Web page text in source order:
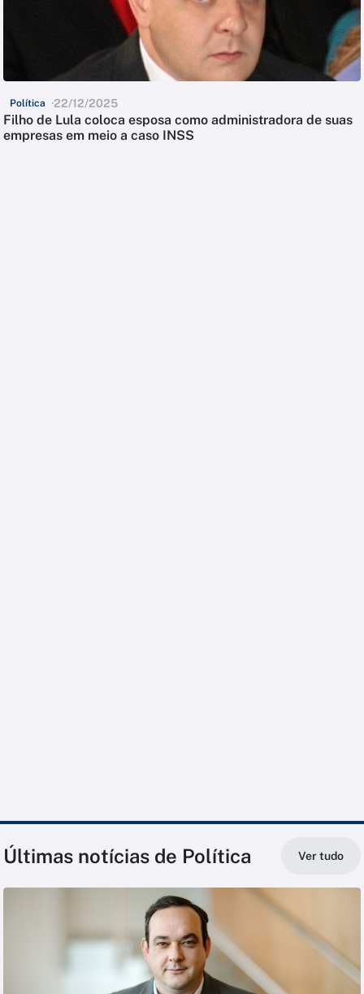
Política 22/12/2025
Filho de Lula coloca esposa como administradora de suas
empresas em meio a caso INSS
Últimas notícias de Política Ver tudo